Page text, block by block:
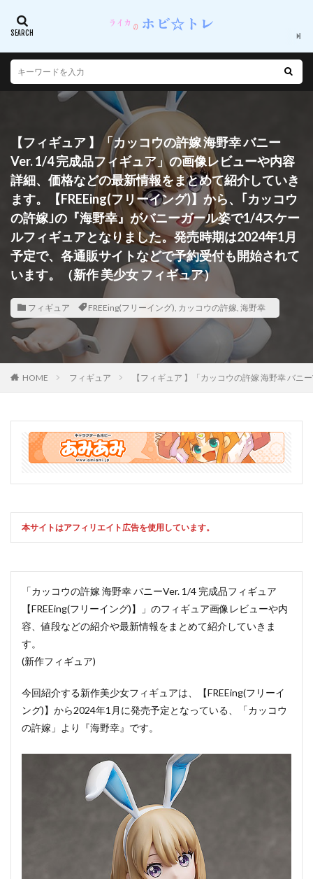
【フィギュア 】「カッコウの許嫁 海野幸 バニー
Ver. 1/4 完成品フィギュア」の画像レビューや内容
詳細、価格などの最新情報をまとめて紹介していき
ます。【FREEing(フリーイング)】から、｢カッコウ
の許嫁｣の『海野幸』がバニーガール姿で1/4スケー
ルフィギュアとなりました。発売時期は2024年1月
予定で、各通販サイトなどで予約受付も開始されて
います。（新作 美少女 フィギュア）
フィギュア FREEing(フリーイング), カッコウの許嫁, 海野幸
HOME フィギュア 【フィギュア 】「カッコウの許嫁 海野幸 バ
本サイトはアフィリエイト広告を使用しています。
「カッコウの許嫁 海野幸 バニーVer. 1/4 完成品フィギュア
【FREEing(フリーイング)】」のフィギュア画像レビューや内
容、値段などの紹介や最新情報をまとめて紹介していきま
す。
(新作フィギュア)
今回紹介する新作美少女フィギュアは、【FREEing(フリーイ
ング)】から2024年1月に発売予定となっている、「カッコウ
の許嫁」より『海野幸』です。